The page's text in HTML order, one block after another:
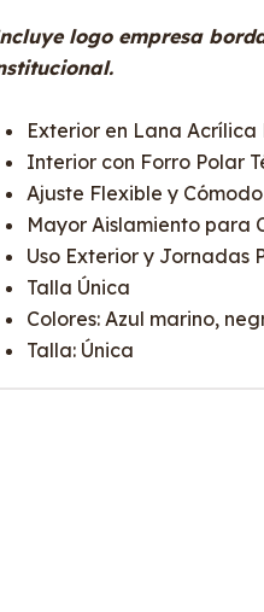
logo empresa
Exterior en Lana Acrílica
Interior con Forro Polar
Ajuste Flexible y Cómodo
Mayor Aislamiento para
Uso Exterior y Jornadas
Talla Única
Colores: Azul marino,
Talla: Única